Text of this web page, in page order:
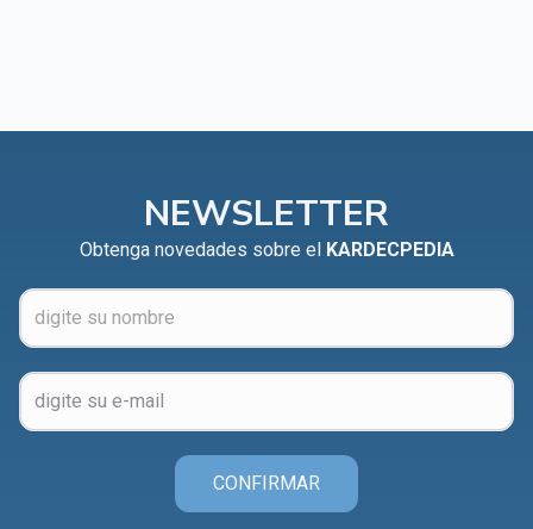
NEWSLETTER
Obtenga novedades sobre el KARDECPEDIA
CONFIRMAR